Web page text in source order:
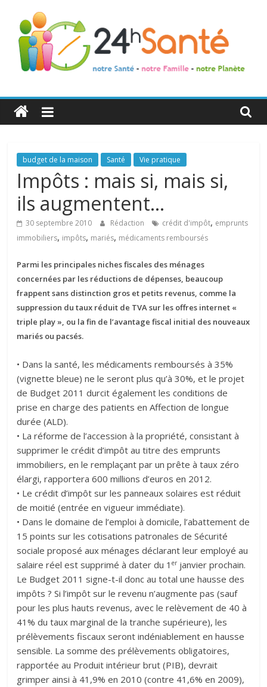
24h
Santé
La
santé
toute
famille
budget de la maison Santé Vie pratique
Impôts : mais si, mais si,
ils augmentent…
30 septembre 2010 Rédaction crédit d'impôt, emprunts
immobiliers, impôts, mariés, médicaments remboursés
Parmi les principales niches fiscales des ménages
concernées par les réductions de dépenses, beaucoup
frappent sans distinction gros et petits revenus, comme la
suppression du taux réduit de TVA sur les offres internet «
triple play », ou la fin de l’avantage fiscal initial des nouveaux
mariés ou pacsés.
• Dans la santé, les médicaments remboursés à 35%
(vignette bleue) ne le seront plus qu’à 30%, et le projet
de Budget 2011 durcit également les conditions de
prise en charge des patients en Affection de longue
durée (ALD).
• La réforme de l’accession à la propriété, consistant à
supprimer le crédit d’impôt au titre des emprunts
immobiliers, en le remplaçant par un prête à taux zéro
élargi, rapportera 600 millions d’euros en 2012.
• Le crédit d’impôt sur les panneaux solaires est réduit
de moitié (entrée en vigueur immédiate).
• Dans le domaine de l’emploi à domicile, l’abattement de
15 points sur les cotisations patronales de Sécurité
sociale proposé aux ménages déclarant leur employé au
salaire réel est supprimé à dater du 1er janvier prochain.
Le Budget 2011 signe-t-il donc au total une hausse des
impôts ? Si l’impôt sur le revenu n’augmente pas (sauf
pour les plus hauts revenus, avec le relèvement de 40 à
41% du taux marginal de la tranche supérieure), les
prélèvements fiscaux seront indéniablement en hausse
sensible. La somme des prélèvements obligatoires,
rapportée au Produit intérieur brut (PIB), devrait
grimper ainsi à 41,9% en 2010 (contre 41,6% en 2009),